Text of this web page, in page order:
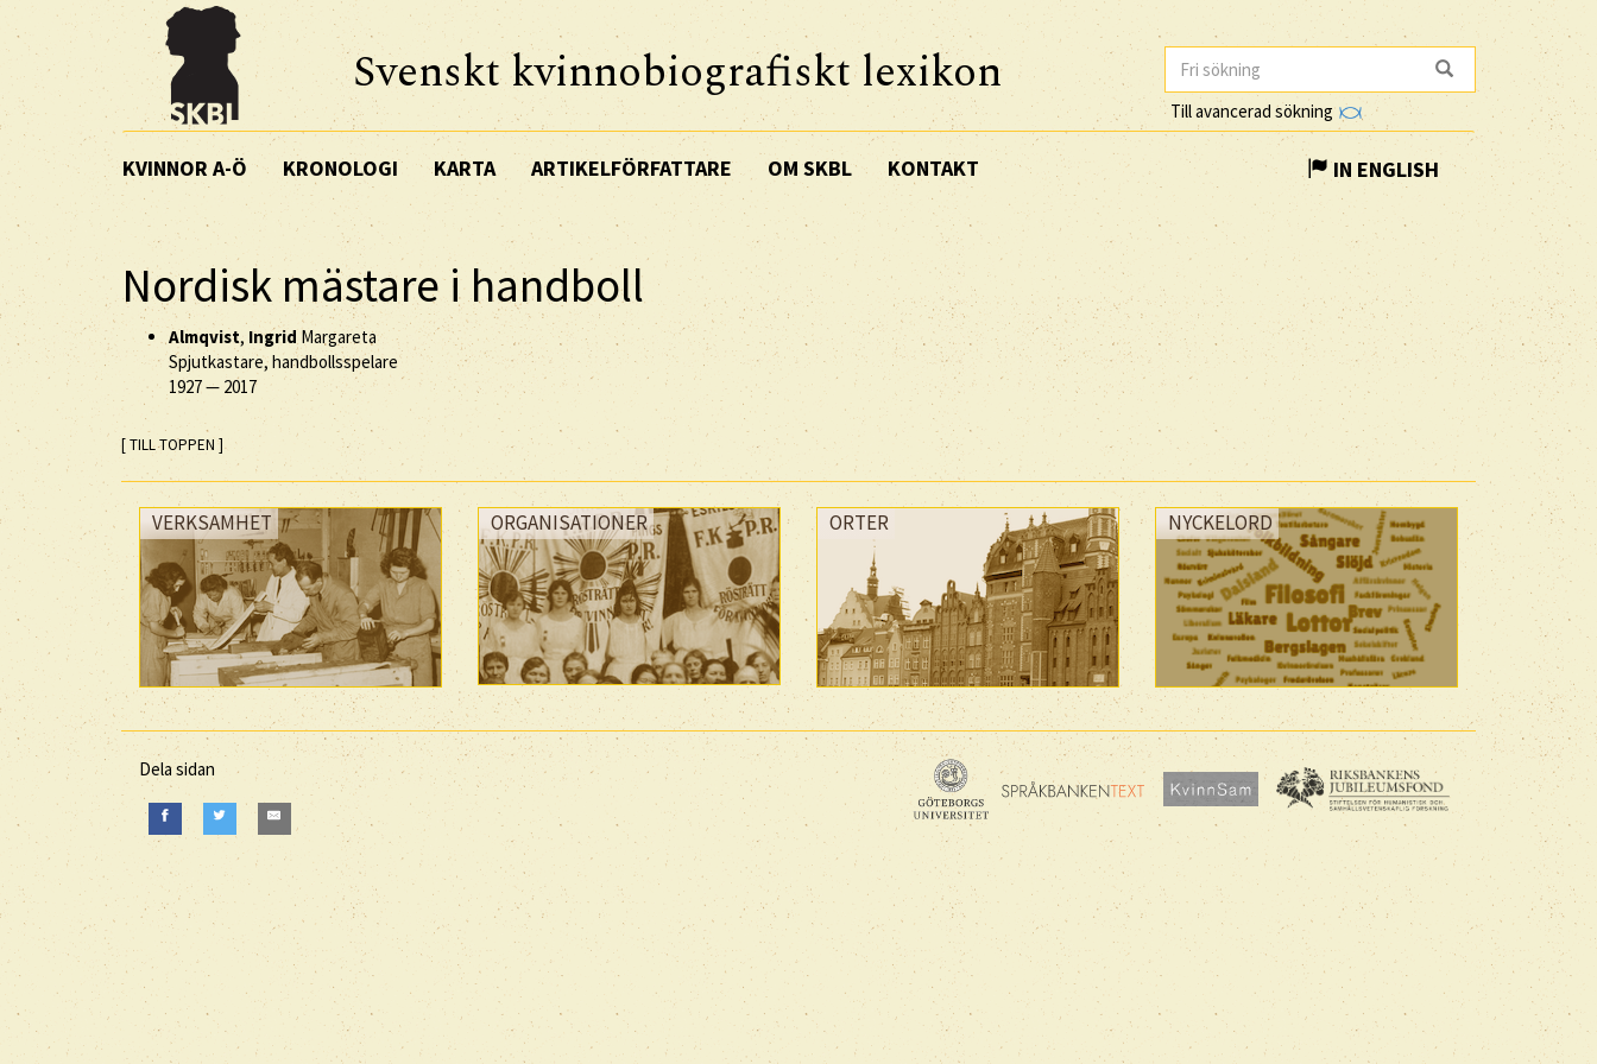
Svenskt kvinnobiografiskt lexikon
Till avancerad sökning
KVINNOR A-Ö KRONOLOGI KARTA ARTIKELFÖRFATTARE OM SKBL KONTAKT IN ENGLISH
Nordisk mästare i handboll
Almqvist, Ingrid Margareta
Spjutkastare, handbollsspelare
1927— 2017
[ TILL TOPPEN ]
VERKSAMHET ORGANISATIONER ORTER NYCKELORD
Dela sidan